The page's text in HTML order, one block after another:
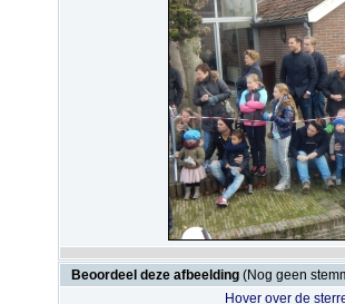
Beoordeel deze afbeelding (Nog geen
Hover over de